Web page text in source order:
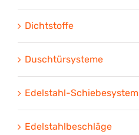
Dichtstoffe
Duschtürsysteme
Edelstahl-Schiebesystem
Edelstahlbeschläge